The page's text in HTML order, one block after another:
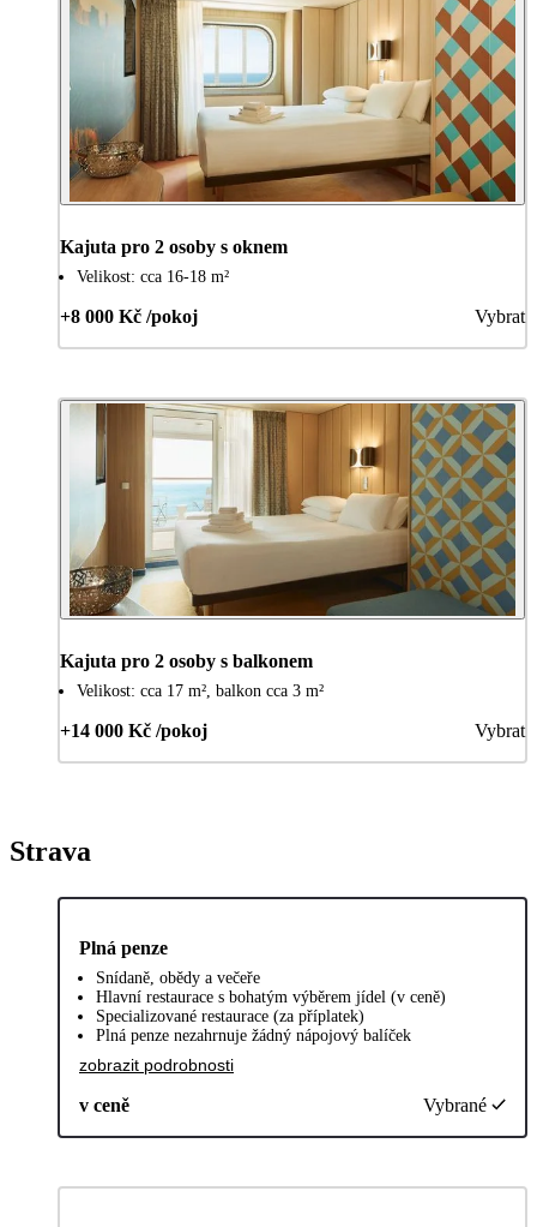
Kajuta pro 2 osoby s oknem
Velikost: cca 16-18 m²
+8 000 Kč /pokoj Vybrat
Kajuta pro 2 osoby s balkonem
Velikost: cca 17 m², balkon cca 3 m²
+14 000 Kč /pokoj Vybrat
Strava
Plná penze
Snídaně, obědy a večeře
Hlavní restaurace s bohatým výběrem jídel (v ceně)
Specializované restaurace (za příplatek)
Plná penze nezahrnuje žádný nápojový balíček
zobrazit podrobnosti
v ceně Vybrané